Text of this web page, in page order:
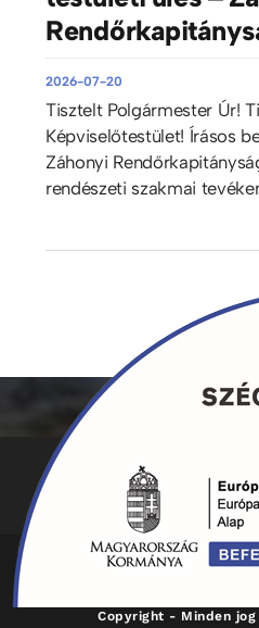
2026-07-20
Tisztelt Polgármester Úr!
Képviselőtestület! Írásos
Záhonyi
rendészeti szakmai
ADATKEZELÉS
Copyright - Minden